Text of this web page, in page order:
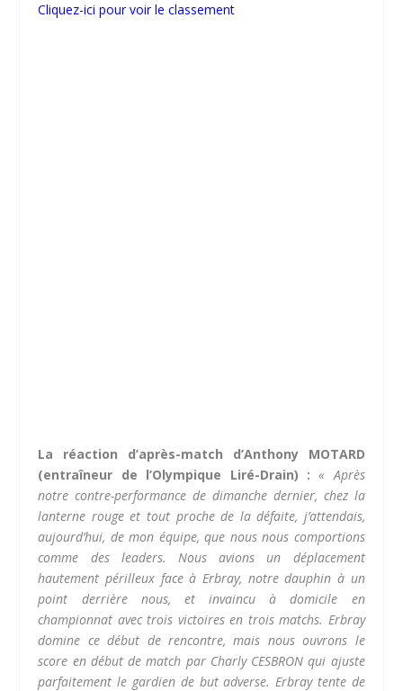
Cliquez-ici pour voir le classement
La réaction d’après-match d’Anthony MOTARD
(entraîneur de l’Olympique Liré-Drain) :« Après
notre contre-performance de dimanche dernier, chez la
lanterne rouge et tout proche de la défaite, j’attendais,
aujourd’hui, de mon équipe, que nous nous comportions
comme des leaders. Nous avions un déplacement
hautement périlleux face à Erbray, notre dauphin à un
point derrière nous, et invaincu à domicile en
championnat avec trois victoires en trois matchs. Erbray
domine ce début de rencontre, mais nous ouvrons le
score en début de match par Charly CESBRON qui ajuste
parfaitement le gardien de but adverse. Erbray tente de